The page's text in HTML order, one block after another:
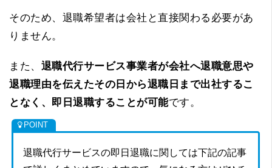
そのため、退職希望者は会社と直接関わる必要があ
りません。
また、 退職代行サービス事業者が会社へ退職意思や
退職理由を伝えたその日から退職日まで出社するこ
となく、即日退職することが可能です。
退職代行サービスの即日退職に関しては下記の記事